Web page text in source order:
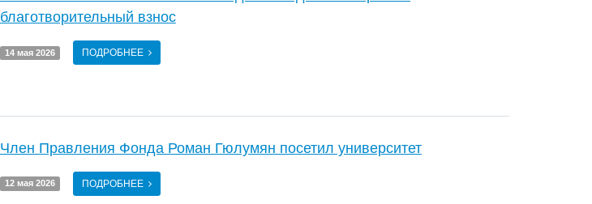
благотворительный взнос
14 мая 2026 ПОДРОБНЕЕ
Член Правления Фонда Роман Гюлумян посетил университет
12 мая 2026 ПОДРОБНЕЕ